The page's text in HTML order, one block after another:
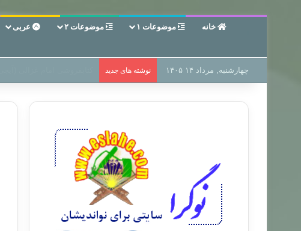
خانه موضوعات ۱ موضوعات ۲ عربی
چهارشنبه, مرداد ۱۴ ۱۴۰۵ نوشته های جدید